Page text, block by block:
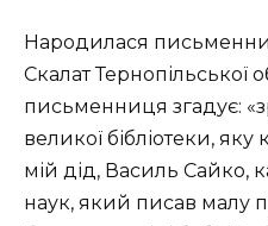
Народилася
Скалат Тернопільської
письменниця згадує:
великої бібліотеки,
мій дід, Василь Сайко,
наук, який писав малу